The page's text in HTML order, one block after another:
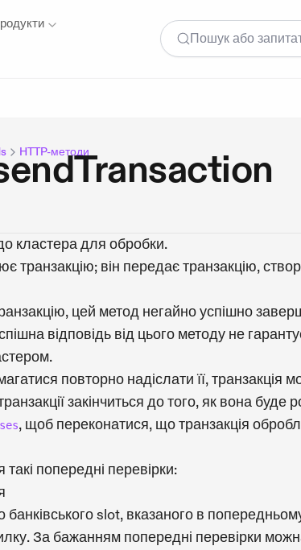
Пошук або
HTTP-методи
кластера для обробки.
він передає транзакцію,
цей метод негайно успішно
відповідь від цього методу не
повторно надіслати її, транзакція
закінчиться до того, як вона буде
, щоб переконатися, що транзакція
попередні перевірки:
slot, вказаного в
За бажанням попередні перевірки